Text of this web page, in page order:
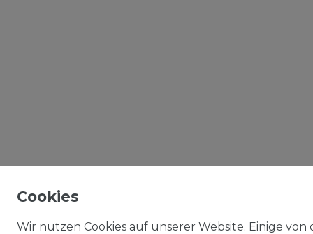
Cookies
Wir nutzen Cookies auf unserer Website. Einige